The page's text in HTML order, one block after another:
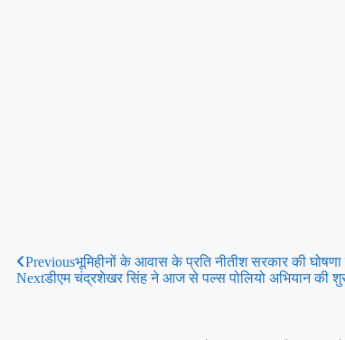
Previousभूमिहीनों के आवास के प्रति नीतीश सरकार की घोषणा
Nextडीएम चंद्रशेखर सिंह ने आज से पल्स पोलियो अभियान की